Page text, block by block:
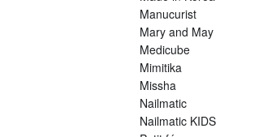
Manucurist
Mary and May
Medicube
Mimitika
Missha
Nailmatic
Nailmatic KIDS